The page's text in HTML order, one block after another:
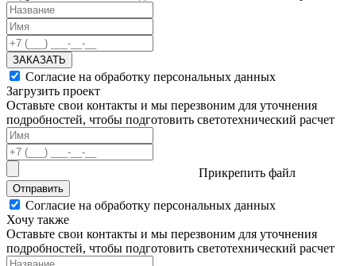
ЗАКАЗАТЬ
Согласие на обработку персональных данных
Загрузить проект
Оставьте свои контакты и мы перезвоним для уточнения
подробностей, чтобы подготовить светотехнический расчет
Прикрепить файл
Отправить
Согласие на обработку персональных данных
Хочу также
Оставьте свои контакты и мы перезвоним для уточнения
подробностей, чтобы подготовить светотехнический расчет